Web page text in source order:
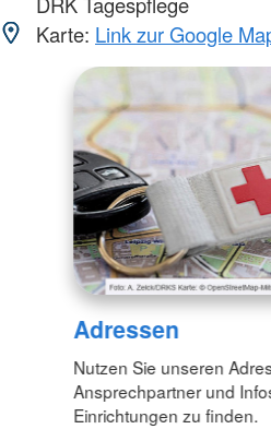
Karte: Link zur Google
Adressen
Nutzen Sie unseren
Ansprechpartner und
Einrichtungen zu finden.